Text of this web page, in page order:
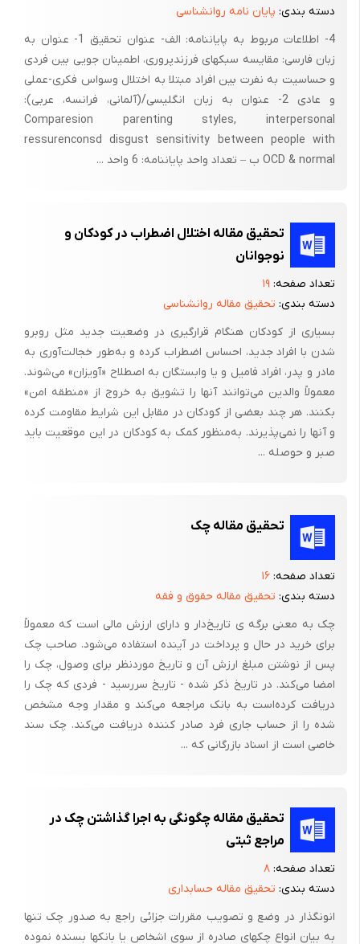
دسته بندی: پایان نامه روانشناسی
4- اطلاعات مربوط به پایان‏نامه: الف- عنوان تحقیق 1- عنوان به
زبان فارسی: مقایسه سبک­های فرزندپروری، اطمینان جویی بین فردی
و حساسیت به نفرت بین افراد مبتلا به اختلال وسواس فکری-عملی
و عادی 2- عنوان به زبان انگلیسی/(آلمانی، فرانسه، عربی):
Comparesion parenting styles, interpersonal
ressurenconsd disgust sensitivity between people with
OCD & normal ب – تعداد واحد پایان‏نامه: 6 واحد ...
تحقیق مقاله اختلال اضطراب در کودکان و
نوجوانان
تعداد صفحه: ۱۹
دسته بندی: تحقیق مقاله روانشناسی
بسیارى از کودکان هنگام قرارگیرى در وضعیت جدید مثل روبرو
شدن با افراد جدید، احساس اضطراب کرده و به‌طور خجالت‌آورى به
مادر و پدر، افراد فامیل و یا وابستگان به اصطلاح «آویزان» می‌شوند.
معمولاً والدین می‌توانند آنها را تشویق به خروج از «منطقه امن»
بکنند. هر چند بعضى از کودکان در مقابل این شرایط مقاومت کرده
و آنها را نمی‌پذیرند. به‌منظور کمک به کودکان در این موقعیت باید
صبر و حوصله ...
تحقیق مقاله چک
تعداد صفحه: ۱۶
دسته بندی: تحقیق مقاله حقوق و فقه
چک به معنی برگه ی تاریخ‌دار و دارای ارزش مالی است که معمولاً
برای خرید در حال و پرداخت در آینده استفاده می‌شود. صاحب چک
پس از نوشتن مبلغ ارزش آن و تاریخ موردنظر برای وصول، چک را
امضا می‌کند. در تاریخ ذکر شده - تاریخ سررسید - فردی که چک را
دریافت کرده‌است به بانک مراجعه می‌کند و مقدار وجه مشخص
شده را از حساب جاری فرد صادر کننده دریافت می‌کند. چک سند
خاصی است از اسناد بازرگانی که ...
تحقیق مقاله چگونگی به اجرا گذاشتن چک در
مراجع ثبتی
تعداد صفحه: ۸
دسته بندی: تحقیق مقاله حسابداری
انونگذار در وضع و تصویب مقررات جزائی راجع به صدور چک تنها
به بیان انواع چکهای صادره از سوی اشخاص یا بانکها بسنده نموده